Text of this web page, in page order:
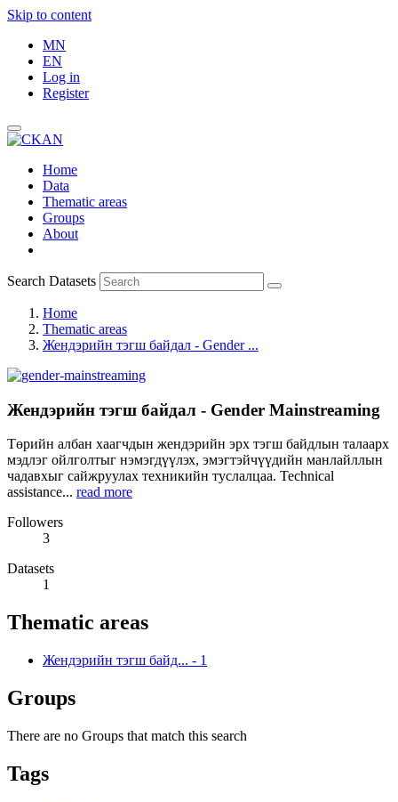
Skip to content
MN
EN
Log in
Register
Home
Data
Thematic areas
Groups
About
Search Datasets
Home
Thematic areas
Жендэрийн тэгш байдал - Gender ...
Жендэрийн тэгш байдал - Gender Mainstreaming
Төрийн албан хаагчдын жендэрийн эрх тэгш байдлын талаарх
мэдлэг ойлголтыг нэмэгдүүлэх, эмэгтэйчүүдийн манлайллын
чадавхыг сайжруулах техникийн туслалцаа. Technical
assistance... read more
Followers
3
Datasets
1
Thematic areas
Жендэрийн тэгш байд... - 1
Groups
There are no Groups that match this search
Tags